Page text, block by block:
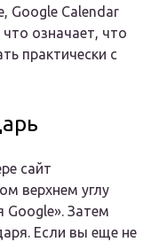
Google Calendar
означает, что
практически с
сайт
верхнем углу
Google». Затем
Если вы еще не